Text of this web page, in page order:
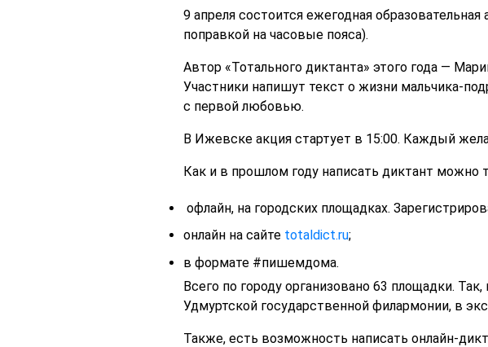
9 апреля состоится ежегодная
поправкой на часовые пояса).
Автор «Тотального диктанта» этого года —
Участники напишут текст о жизни мальчика-
с первой любовью.
В Ижевске акция стартует в 15:00. Каждый
Как и в прошлом году написать диктант можно
офлайн, на городских площадках.
онлайн на сайте totaldict.ru;
в формате #пишемдома.
Всего по городу организовано 63 площадки.
Удмуртской государственной филармонии, в
Также, есть возможность написать онлайн-